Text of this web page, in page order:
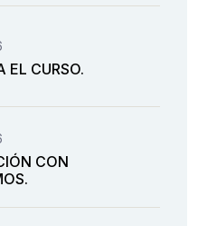
EL CURSO.
CON